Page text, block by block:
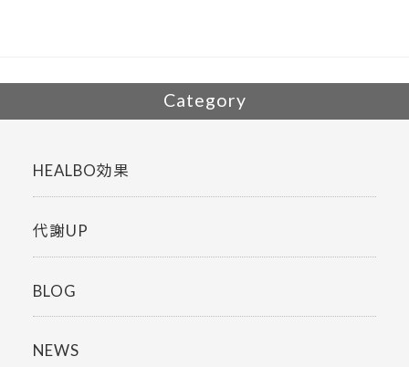
Category
HEALBO効果
代謝UP
BLOG
NEWS